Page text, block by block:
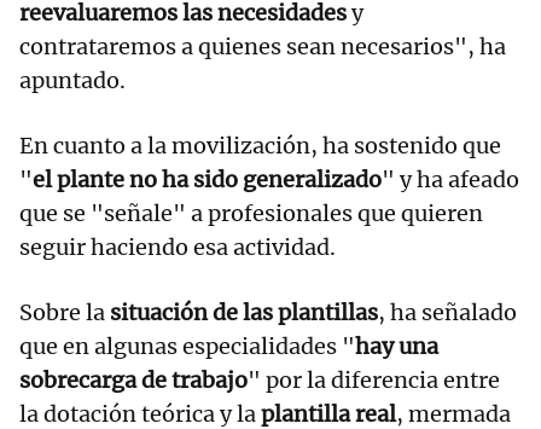
reevaluaremos las necesidadesy
contrataremos a quienes sean necesarios", ha
apuntado.
En cuanto a la movilización, ha sostenido que
"el plante no ha sido generalizado" y ha afeado
que se "señale" a profesionales que quieren
seguir haciendo esa actividad.
Sobre la situación de las plantillas, ha señalado
que en algunas especialidades "hay una
sobrecarga de trabajo" por la diferencia entre
la dotación teórica y laplantilla real, mermada